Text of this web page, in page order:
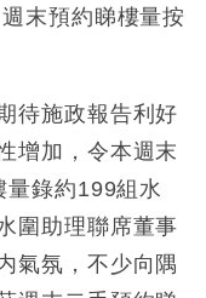
末預約睇樓量按
待施政報告利好
增加，令本週末
量錄約199組水
圍助理聯席董事
氣氛，不少向隅